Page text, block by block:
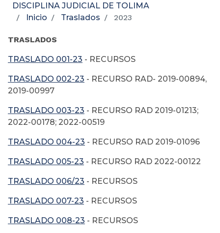
DISCIPLINA JUDICIAL DE TOLIMA
Inicio
Traslados 2023
TRASLADOS
TRASLADO 001-23 - RECURSOS
TRASLADO 002-23 - RECURSO RAD- 2019-00894,
2019-00997
TRASLADO 003-23 - RECURSO RAD 2019-01213;
2022-00178; 2022-00519
TRASLADO 004-23 - RECURSO RAD 2019-01096
TRASLADO 005-23 - RECURSO RAD 2022-00122
TRASLADO 006/23 - RECURSOS
TRASLADO 007-23 - RECURSOS
TRASLADO 008-23 - RECURSOS